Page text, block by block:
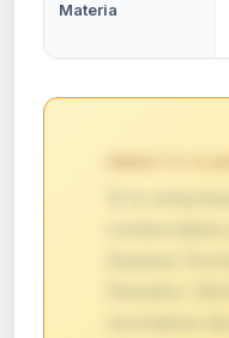
Materia